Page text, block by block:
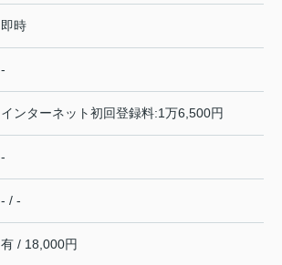
即時
-
インターネット初回登録料:1万6,500円
-
- / -
有 / 18,000円